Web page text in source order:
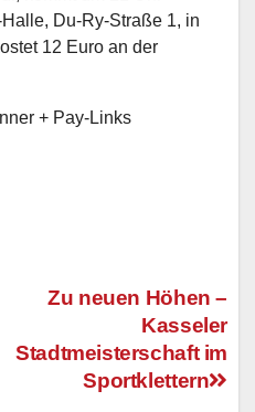
Du-Ry-Straße 1, in
12 Euro an der
+ Pay-Links
Zu neuen Höhen –
Kasseler
Stadtmeisterschaft im
Sportklettern